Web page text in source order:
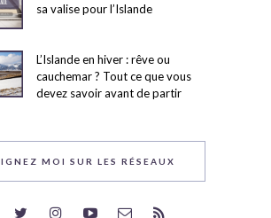
sa valise pour l’Islande
L’Islande en hiver : rêve ou
cauchemar ? Tout ce que vous
devez savoir avant de partir
MOI SUR LES RÉSEAUX